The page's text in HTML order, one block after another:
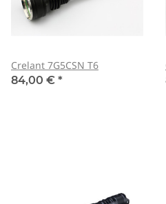
Crelant 7G5CSN T6
84,00 € *